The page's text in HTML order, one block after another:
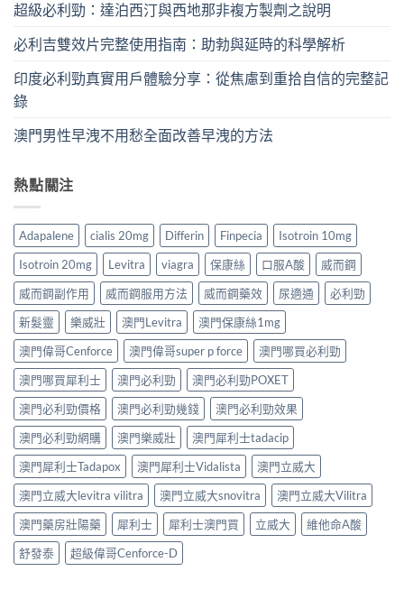
超級必利勁：達泊西汀與西地那非複方製劑之說明
必利吉雙效片完整使用指南：助勃與延時的科學解析
印度必利勁真實用戶體驗分享：從焦慮到重拾自信的完整記
錄
澳門男性早洩不用愁全面改善早洩的方法
熱點關注
Adapalene cialis 20mg Differin Finpecia
Isotroin 10mg
Isotroin 20mg
Levitra viagra 保康絲 口服A酸
威而鋼
威而鋼副作用
威而鋼服用方法 威而鋼藥效 尿適通
必利勁
新髮靈
樂威壯 澳門Levitra
澳門保康絲1mg
澳門偉哥Cenforce
澳門偉哥super p force
澳門哪買必利勁
澳門哪買犀利士
澳門必利勁
澳門必利勁POXET
澳門必利勁價格
澳門必利勁幾錢
澳門必利勁效果
澳門必利勁網購
澳門樂威壯
澳門犀利士tadacip
澳門犀利士Tadapox
澳門犀利士Vidalista
澳門立威大
澳門立威大levitra vilitra
澳門立威大snovitra
澳門立威大Vilitra
澳門藥房壯陽藥
犀利士 犀利士澳門買 立威大
維他命A酸
舒發泰
超級偉哥Cenforce-D